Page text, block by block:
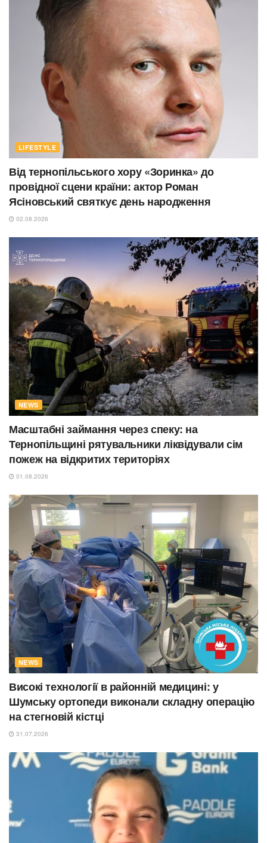
LIFESTYLE
Від тернопільського хору «Зоринка» до
провідної сцени країни: актор Роман
Ясіновський святкує день народження
02.08.2026
NEWS
Масштабні займання через спеку: на
Тернопільщині рятувальники ліквідували сім
пожеж на відкритих територіях
01.08.2026
NEWS
Високі технології в районній медицині: у
Шумську ортопеди виконали складну операцію
на стегновій кістці
31.07.2026